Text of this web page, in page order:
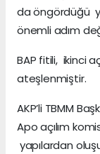
da öngördüğü
önemli adım
BAP fitili, ikinci
ateşlenmiştir.
AKP’li TBMM
Apo açılım
yapılardan